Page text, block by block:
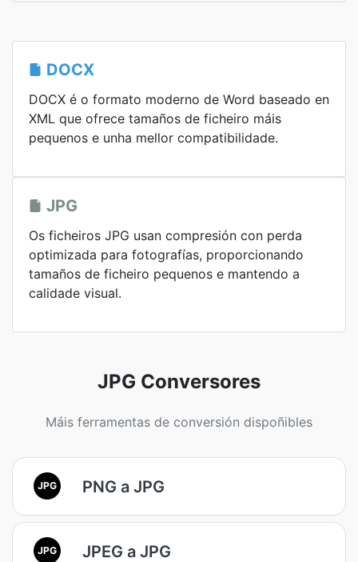
DOCX
DOCX é o formato moderno de Word baseado en
XML que ofrece tamaños de ficheiro máis
pequenos e unha mellor compatibilidade.
JPG
Os ficheiros JPG usan compresión con perda
optimizada para fotografías, proporcionando
tamaños de ficheiro pequenos e mantendo a
calidade visual.
JPG Conversores
Máis ferramentas de conversión dispoñibles
JPG PNG a JPG
JPG JPEG a JPG